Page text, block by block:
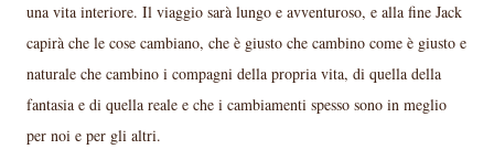
una vita interiore. Il viaggio sarà lungo e avventuroso, e alla fine Jack
capirà che le cose cambiano, che è giusto che cambino come è giusto e
naturale che cambino i compagni della propria vita, di quella della
fantasia e di quella reale e che i cambiamenti spesso sono in meglio
per noi e per gli altri.